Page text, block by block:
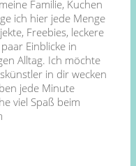
Familie, Kuchen
ich hier jede Menge
Freebies, leckere
Einblicke in
Alltag. Ich möchte
in dir wecken
jede Minute
viel Spaß beim